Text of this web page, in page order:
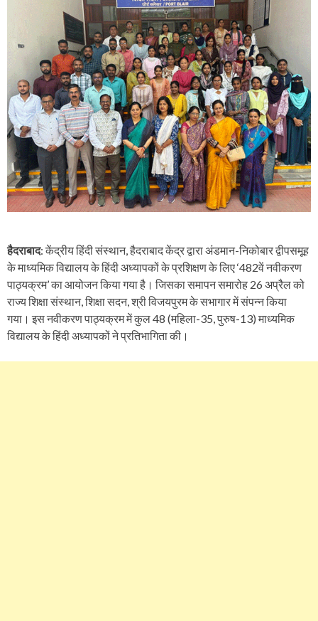
हैदराबाद: केंद्रीय हिंदी संस्थान, हैदराबाद केंद्र द्वारा अंडमान-निकोबार द्वीपसमूह
के माध्यमिक विद्यालय के हिंदी अध्यापकों के प्रशिक्षण के लिए ‘482वें नवीकरण
पाठ्यक्रम’ का आयोजन किया गया है। जिसका समापन समारोह 26 अप्रैल को
राज्य शिक्षा संस्थान, शिक्षा सदन, श्री विजयपुरम के सभागार में संपन्न किया
गया। इस नवीकरण पाठ्यक्रम में कुल 48 (महिला-35, पुरुष-13) माध्यमिक
विद्यालय के हिंदी अध्यापकों ने प्रतिभागिता की।